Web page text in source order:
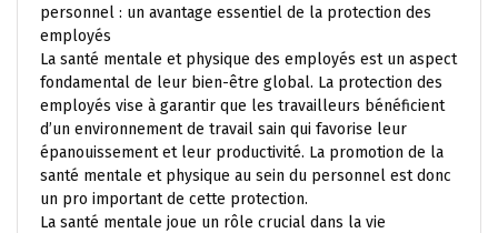
personnel : un avantage essentiel de la protection des
employés
La santé mentale et physique des employés est un aspect
fondamental de leur bien-être global. La protection des
employés vise à garantir que les travailleurs bénéficient
d’un environnement de travail sain qui favorise leur
épanouissement et leur productivité. La promotion de la
santé mentale et physique au sein du personnel est donc
un pro important de cette protection.
La santé mentale joue un rôle crucial dans la vie